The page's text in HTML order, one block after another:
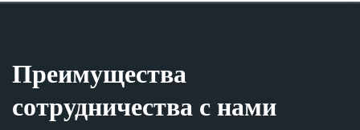
Преимущества
сотрудничества с нами